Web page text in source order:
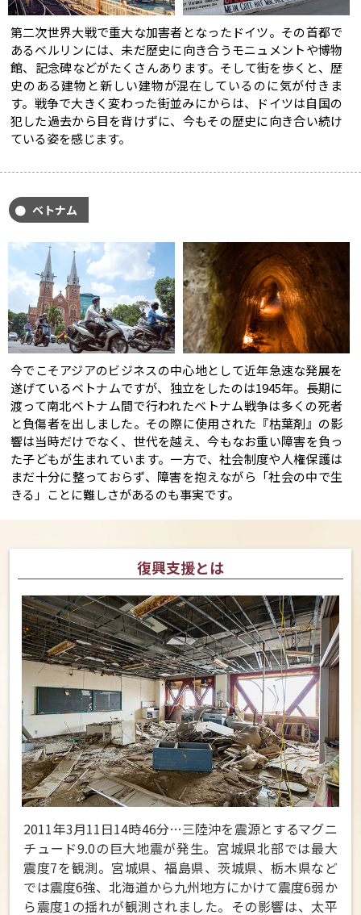
第二次世界大戦で重大な加害者となったドイツ。その首都で
あるベルリンには、未だ歴史に向き合うモニュメントや博物
館、記念碑などがたくさんあります。そして街を歩くと、歴
史のある建物と新しい建物が混在しているのに気が付きま
す。戦争で大きく変わった街並みにからは、ドイツは自国の
犯した過去から目を背けずに、今もその歴史に向き合い続け
ている姿を感じます。
ベトナム
今でこそアジアのビジネスの中心地として近年急速な発展を
遂げているベトナムですが、独立をしたのは1945年。長期に
渡って南北ベトナム間で行われたベトナム戦争は多くの死者
と負傷者を出しました。その際に使用された『枯葉剤』の影
響は当時だけでなく、世代を越え、今もなお重い障害を負っ
た子どもが生まれています。一方で、社会制度や人権保護は
まだ十分に整っておらず、障害を抱えながら「社会の中で生
きる」ことに難しさがあるのも事実です。
復興支援とは
2011年3月11日14時46分…三陸沖を震源とするマグニ
チュード9.0の巨大地震が発生。宮城県北部では最大
震度7を観測。宮城県、福島県、茨城県、栃木県など
では震度6強、北海道から九州地方にかけて震度6弱か
ら震度1の揺れが観測されました。その影響は、太平